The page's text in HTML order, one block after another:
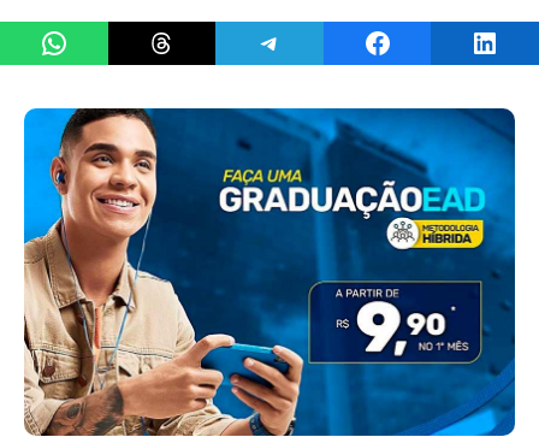
Share on WhatsAppShare on ThreadsShare on TelegramShare on Facebook